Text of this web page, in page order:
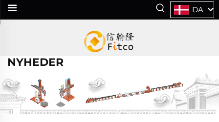
DA
NYHEDER